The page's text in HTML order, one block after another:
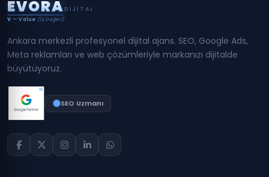
EVORA DIJITAL
V — Value (İş Değeri)
Ankara merkezli profesyonel dijital ajans. SEO, Google Ads,
Meta reklamları ve web çözümleriyle markanızı dijitalde
büyütüyoruz.
SEO Uzmanı